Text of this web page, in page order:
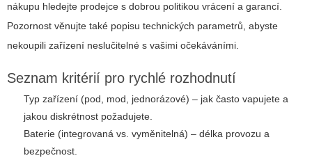
nákupu hledejte prodejce s dobrou politikou vrácení a garancí.
Pozornost věnujte také popisu technických parametrů, abyste
nekoupili zařízení neslučitelné s vašimi očekáváními.
Seznam kritérií pro rychlé rozhodnutí
Typ zařízení (pod, mod, jednorázové) – jak často vapujete a
jakou diskrétnost požadujete.
Baterie (integrovaná vs. vyměnitelná) – délka provozu a
bezpečnost.